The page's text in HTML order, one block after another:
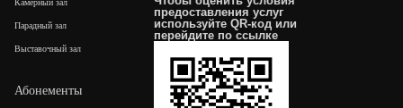
Парадный зал
Выставочный зал
Абонементы
предоставления услуг
используйте QR-код или
перейдите поссылке